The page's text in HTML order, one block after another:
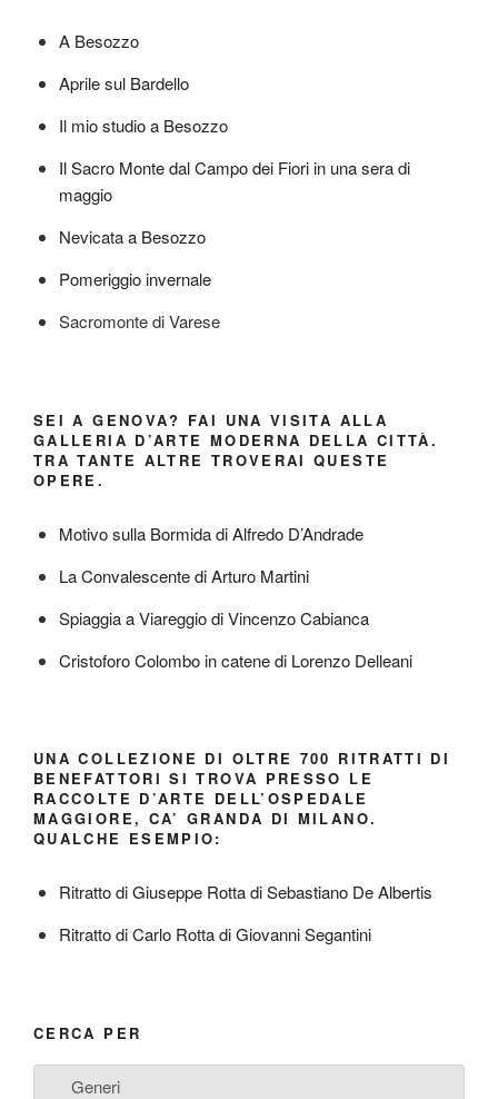
A Besozzo
Aprile sul Bardello
Il mio studio a Besozzo
Il Sacro Monte dal Campo dei Fiori in una sera di
maggio
Nevicata a Besozzo
Pomeriggio invernale
Sacromonte di Varese
SEI A GENOVA? FAI UNA VISITA ALLA
GALLERIA D’ARTE MODERNA DELLA CITTÀ.
TRA TANTE ALTRE TROVERAI QUESTE
OPERE.
Motivo sulla Bormida di Alfredo D’Andrade
La Convalescente di Arturo Martini
Spiaggia a Viareggio di Vincenzo Cabianca
Cristoforo Colombo in catene di Lorenzo Delleani
UNA COLLEZIONE DI OLTRE 700 RITRATTI DI
BENEFATTORI SI TROVA PRESSO LE
RACCOLTE D’ARTE DELL’OSPEDALE
MAGGIORE, CA’ GRANDA DI MILANO.
QUALCHE ESEMPIO:
Ritratto di Giuseppe Rotta di Sebastiano De Albertis
Ritratto di Carlo Rotta di Giovanni Segantini
CERCA PER
Generi